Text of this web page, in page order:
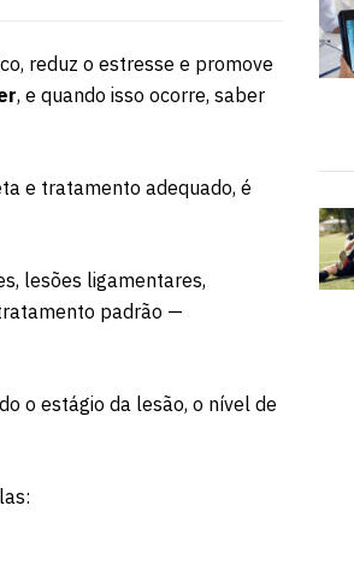
reduz o estresse e promove
, e quando isso ocorre, saber
e tratamento adequado, é
lesões ligamentares,
padrão —
o estágio da lesão, o nível de